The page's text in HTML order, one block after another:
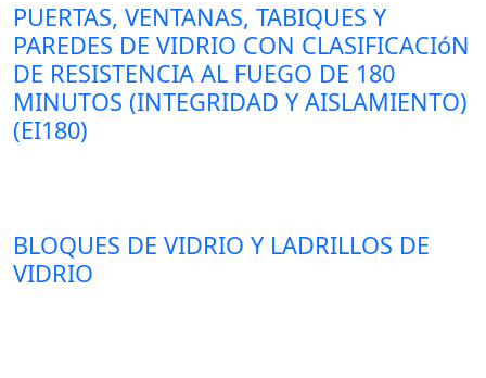
PUERTAS, VENTANAS, TABIQUES Y
PAREDES DE VIDRIO CON CLASIFICACIóN
DE RESISTENCIA AL FUEGO DE 180
MINUTOS (INTEGRIDAD Y AISLAMIENTO)
(EI180)
BLOQUES DE VIDRIO Y LADRILLOS DE
VIDRIO